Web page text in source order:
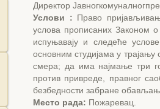
Директор
Услови : Право
услова прописаних Законом
испуњавају и следеће
основним студијама у трајању
смера; да има најмање три
против привреде, правног
безбедности забране
Место рада: Пожаревац.